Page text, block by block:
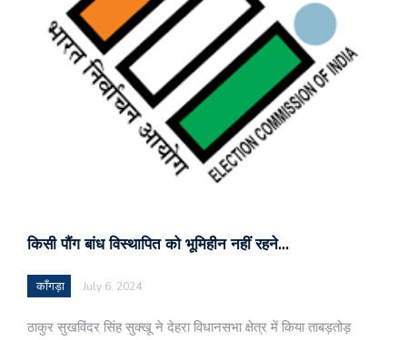
किसी पौंग बांध विस्थापित को भूमिहीन नहीं रहने…
काँगड़ा July 6, 2024
ठाकुर सुखविंदर सिंह सुक्खू ने देहरा विधानसभा क्षेत्र में किया ताबड़तोड़